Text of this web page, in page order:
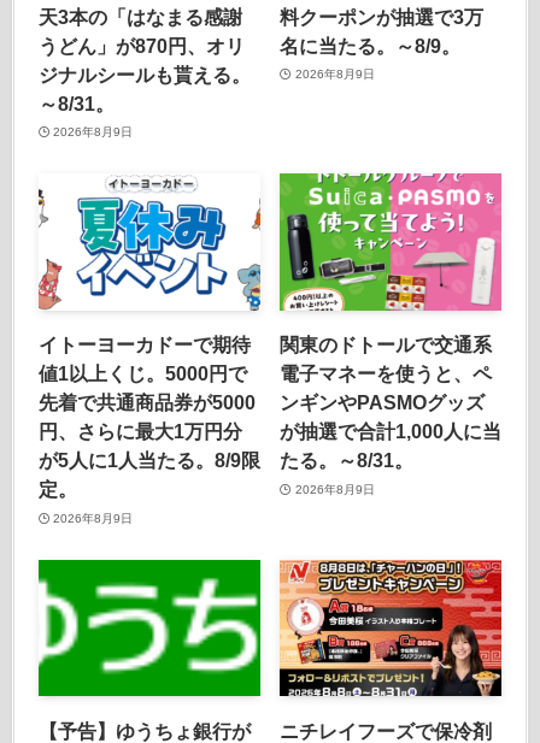
天3本の「はなまる感謝
うどん」が870円、オリ
ジナルシールも貰える。
～8/31。
2026年8月9日
料クーポンが抽選で3万
名に当たる。～8/9。
2026年8月9日
イトーヨーカドーで期待
値1以上くじ。5000円で
先着で共通商品券が5000
円、さらに最大1万円分
が5人に1人当たる。8/9限
定。
2026年8月9日
関東のドトールで交通系
電子マネーを使うと、ペ
ンギンやPASMOグッズ
が抽選で合計1,000人に当
たる。～8/31。
2026年8月9日
【予告】ゆうちょ銀行が
ニチレイフーズで保冷剤